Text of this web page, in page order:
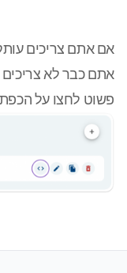
אתם כבר לא
פשוט לחצו על